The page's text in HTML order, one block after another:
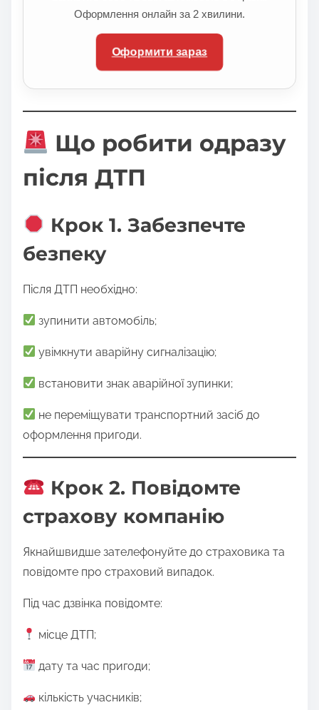
Оформлення онлайн за 2 хвилини.
Оформити зараз
Що робити одразу
після ДТП
Крок 1. Забезпечте
безпеку
Після ДТП необхідно:
зупинити автомобіль;
увімкнути аварійну сигналізацію;
встановити знак аварійної зупинки;
не переміщувати транспортний засіб до
оформлення пригоди.
Крок 2. Повідомте
страхову компанію
Якнайшвидше зателефонуйте до страховика та
повідомте про страховий випадок.
Під час дзвінка повідомте:
місце ДТП;
дату та час пригоди;
кількість учасників;